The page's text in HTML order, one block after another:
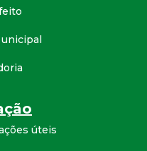
úteis